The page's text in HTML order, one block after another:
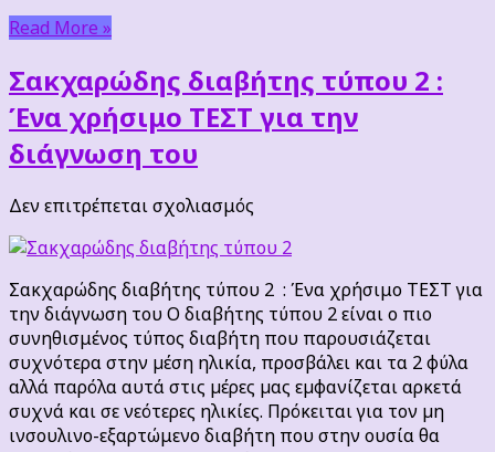
Read More »
Σακχαρώδης διαβήτης τύπου 2 :
Ένα χρήσιμο ΤΕΣΤ για την
διάγνωση του
Δεν επιτρέπεται σχολιασμός
διαβήτης
τύπου
2
:
Ένα
χρήσιμο
ΤΕΣΤ
για
Σακχαρώδης διαβήτης τύπου 2 : Ένα χρήσιμο ΤΕΣΤ για
την διάγνωση του Ο διαβήτης τύπου 2 είναι ο πιο
συνηθισμένος τύπος διαβήτη που παρουσιάζεται
συχνότερα στην µέση ηλικία, προσβάλει και τα 2 φύλα
αλλά παρόλα αυτά στις µέρες µας εµφανίζεται αρκετά
συχνά και σε νεότερες ηλικίες. Πρόκειται για τον µη
ινσουλινο-εξαρτώμενο διαβήτη που στην ουσία θα